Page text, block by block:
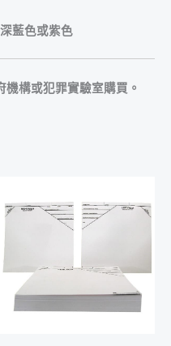
深藍色或紫色
構或犯罪實驗室購買。